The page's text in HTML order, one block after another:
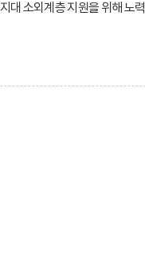
대 소외계층 지원을 위해 노